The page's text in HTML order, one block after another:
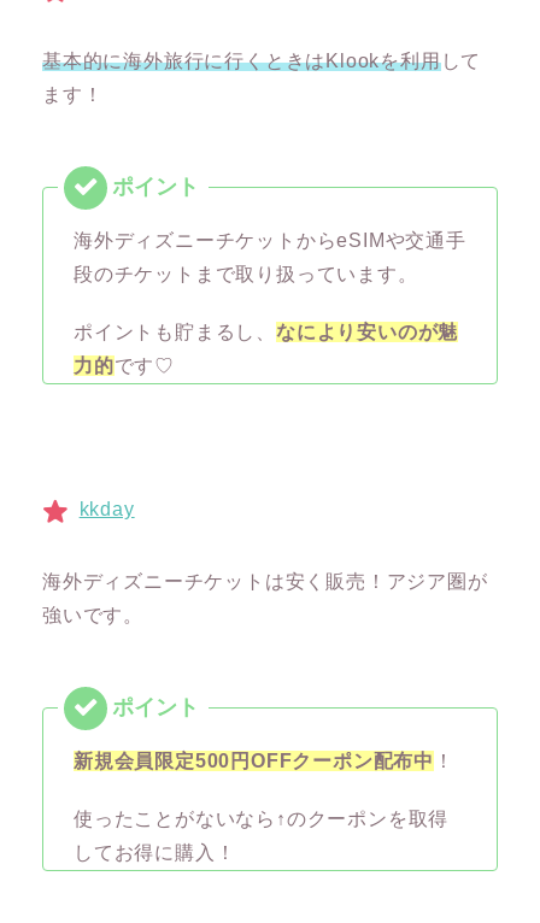
基本的に海外旅行に行くときはKlookを利用して
ます！
海外ディズニーチケットからeSIMや交通手
段のチケットまで取り扱っています。
ポイントも貯まるし、 なにより安いのが魅
力的です♡
kkday
海外ディズニーチケットは安く販売！アジア圏が
強いです。
新規会員限定500円OFFクーポン配布中 ！
使ったことがないなら↑のクーポンを取得
してお得に購入！